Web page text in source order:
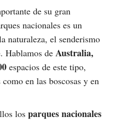
de su gran
nacionales es un
naturaleza, el senderismo
Hablamos de Australia,
espacios de este tipo,
en las boscosas y en
los parques nacionales